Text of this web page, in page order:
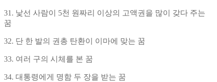
31. 낯선 사람이 5천 원짜리 이상의 고액권을 많이 갖다 주는
꿈
32. 단 한 발의 권총 탄환이 이마에 맞는 꿈
33. 여러 구의 시체를 본 꿈
34. 대통령에게 명함 두 장을 받는 꿈